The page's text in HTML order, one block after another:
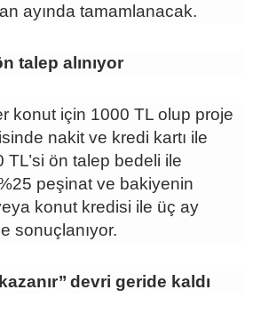
ayında tamamlanacak.
talep alınıyor
konut için 1000 TL olup proje
nakit ve kredi kartı ile
ön talep bedeli ile
peşinat ve bakiyenin
konut kredisi ile üç ay
sonuçlanıyor.
devri geride kaldı